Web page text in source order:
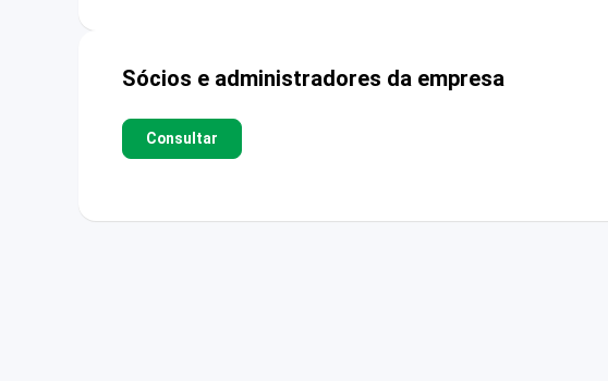
Sócios e administradores da empresa
Consultar